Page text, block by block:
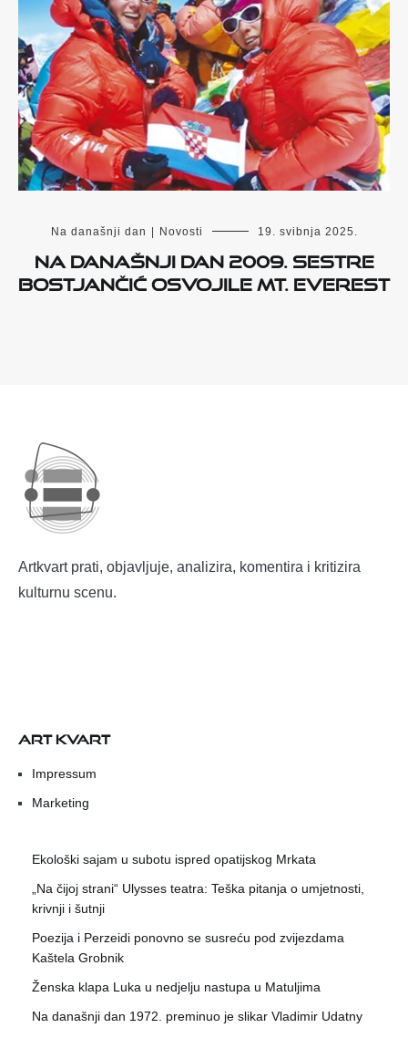
Na današnji dan Novosti 19. svibnja 2025.
Na današnji dan 2009. sestre
Bostjančić osvojile Mt. Everest
Artkvart prati, objavljuje, analizira, komentira i kritizira
kulturnu scenu.
ART KVART
Impressum
Marketing
Ekološki sajam u subotu ispred opatijskog Mrkata
„Na čijoj strani“ Ulysses teatra: Teška pitanja o umjetnosti,
krivnji i šutnji
Poezija i Perzeidi ponovno se susreću pod zvijezdama
Kaštela Grobnik
Ženska klapa Luka u nedjelju nastupa u Matuljima
Na današnji dan 1972. preminuo je slikar Vladimir Udatny